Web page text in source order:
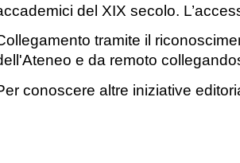
del XIX secolo.
tramite il
e da remoto
conoscere altre iniziative